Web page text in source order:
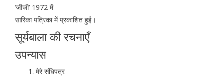
‘जीजी’ 1972 में
सारिका पत्रिका में प्रकाशित हुई।
सूर्यबाला की रचनाएँ
उपन्यास
मेरे संधिपत्र